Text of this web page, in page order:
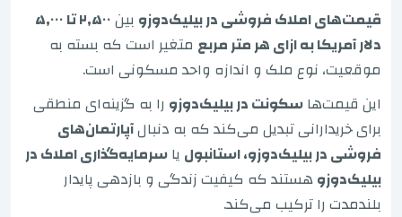
قیمت‌های املاک فروشی در بیلیک‌دوزو بین
۲,۵۰۰ تا ۵,۰۰۰
دلار آمریکا به ازای هر متر مربع متغیر است که بسته به
موقعیت، نوع ملک و اندازه واحد مسکونی است.
این قیمت‌هاسکونت در بیلیک‌دوزو را به گزینه‌ای منطقی
برای خریدارانی تبدیل می‌کند که به دنبالآپارتمان‌های
فروشی در بیلیک‌دوزو، استانبول یاسرمایه‌گذاری املاک در
بیلیک‌دوزوهستند که کیفیت زندگی و بازدهی پایدار
بلندمدت را ترکیب می‌کند.